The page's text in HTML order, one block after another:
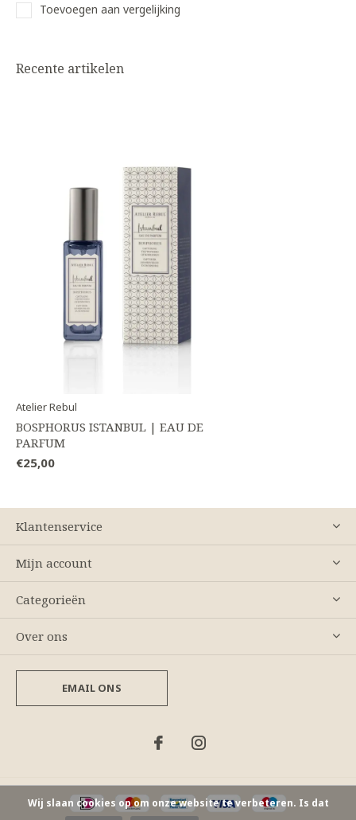
Toevoegen aan vergelijking
Recente artikelen
Atelier Rebul
BOSPHORUS ISTANBUL | EAU DE
PARFUM
€25,00
Klantenservice
Mijn account
Categorieën
Over ons
EMAIL ONS
Wij slaan cookies op om onze website te verbeteren. Is dat